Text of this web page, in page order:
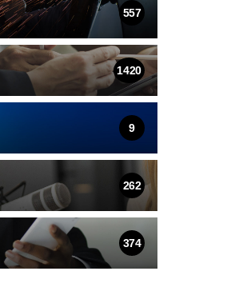
557
1420
9
262
374